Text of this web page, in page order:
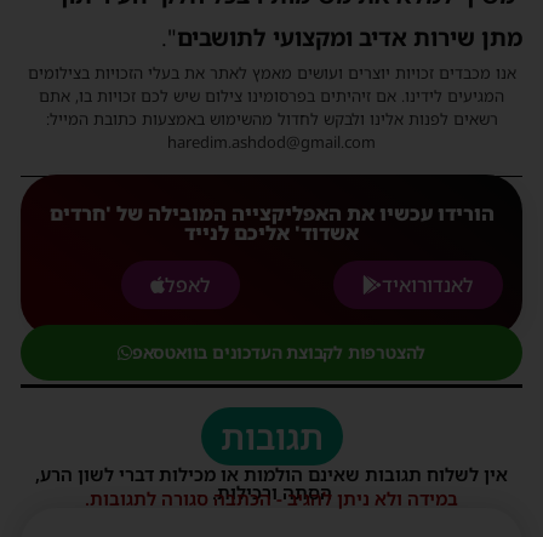
מתן שירות אדיב ומקצועי לתושבים".
אנו מכבדים זכויות יוצרים ועושים מאמץ לאתר את בעלי הזכויות בצילומים
המגיעים לידינו. אם זיהיתים בפרסומינו צילום שיש לכם זכויות בו, אתם
רשאים לפנות אלינו ולבקש לחדול מהשימוש באמצעות כתובת המייל:
haredim.ashdod@gmail.com
הורידו עכשיו את האפליקצייה המובילה של 'חרדים
אשדוד' אליכם לנייד
לאנדורואיד
לאפל
להצטרפות לקבוצת העדכונים בוואטסאפ
תגובות
אין לשלוח תגובות שאינם הולמות או מכילות דברי לשון הרע,
הסתה ורכילות.
במידה ולא ניתן להגיב - הכתבה סגורה לתגובות.